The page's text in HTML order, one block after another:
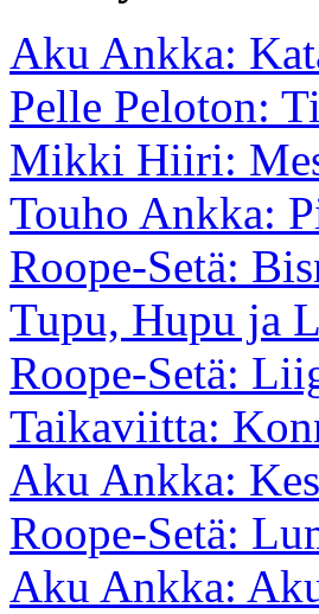
Aku Ankka:
Pelle Peloton:
Mikki Hiiri:
Touho Ankka:
Roope-Setä:
Tupu, Hupu ja
Roope-Setä:
Taikaviitta:
Aku Ankka:
Roope-Setä:
Aku Ankka: